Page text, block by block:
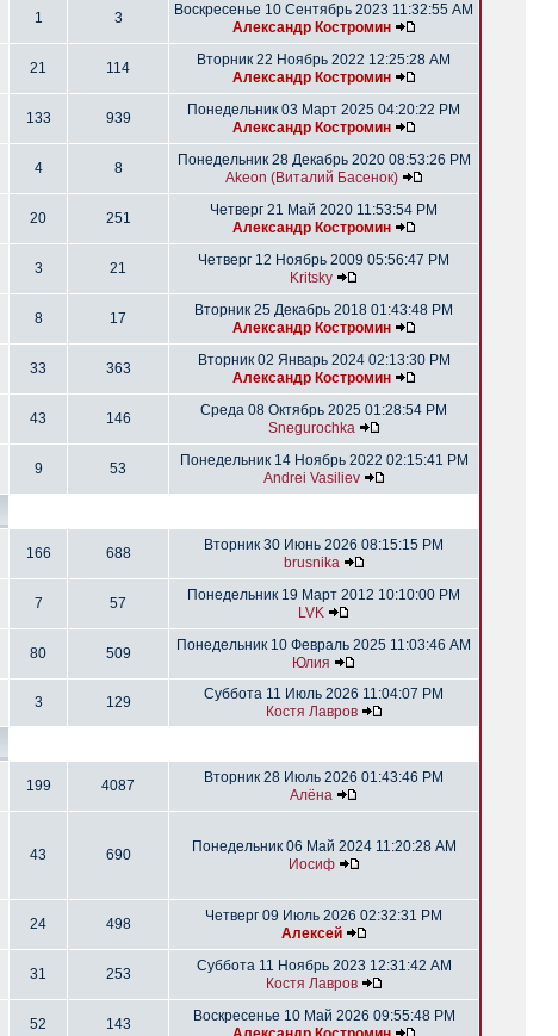
1 3
Воскресенье 10 Сентябрь 2023 11:32:55 AM
Александр Костромин
21 114
Вторник 22 Ноябрь 2022 12:25:28 AM
Александр Костромин
133 939
Понедельник 03 Март 2025 04:20:22 PM
Александр Костромин
4 8
Понедельник 28 Декабрь 2020 08:53:26 PM
Akeon (Виталий Басенок)
20 251
Четверг 21 Май 2020 11:53:54 PM
Александр Костромин
3 21
Четверг 12 Ноябрь 2009 05:56:47 PM
Kritsky
8 17
Вторник 25 Декабрь 2018 01:43:48 PM
Александр Костромин
33 363
Вторник 02 Январь 2024 02:13:30 PM
Александр Костромин
43 146
Среда 08 Октябрь 2025 01:28:54 PM
Snegurochka
9 53
Понедельник 14 Ноябрь 2022 02:15:41 PM
Andrei Vasiliev
166 688
Вторник 30 Июнь 2026 08:15:15 PM
brusnika
7 57
Понедельник 19 Март 2012 10:10:00 PM
LVK
80 509
Понедельник 10 Февраль 2025 11:03:46 AM
Юлия
3 129
Суббота 11 Июль 2026 11:04:07 PM
Костя Лавров
199 4087
Вторник 28 Июль 2026 01:43:46 PM
Алёна
43 690
Понедельник 06 Май 2024 11:20:28 AM
Иосиф
24 498
Четверг 09 Июль 2026 02:32:31 PM
Алексей
31 253
Суббота 11 Ноябрь 2023 12:31:42 AM
Костя Лавров
52 143
Воскресенье 10 Май 2026 09:55:48 PM